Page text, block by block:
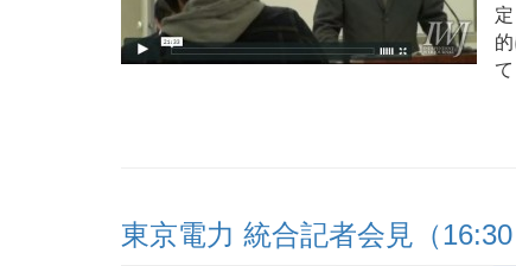
東京電力 統合記者会見（16:30